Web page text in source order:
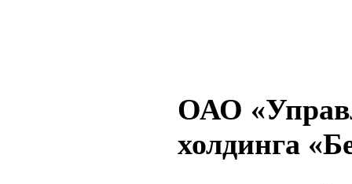
ОАО
холдинга